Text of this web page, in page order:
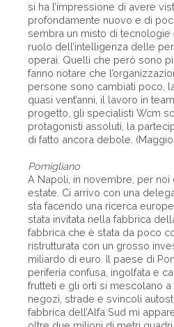
si ha l’impressione di avere
profondamente nuovo e di
sembra un misto di
ruolo dell’intelligenza delle
operai. Quelli che però sono
fanno notare che
persone sono cambiati poco,
quasi vent’anni, il lavoro in
progetto, gli specialisti Wcm
protagonisti assoluti, la
di fatto ancora debole. (Maggio
Pomigliano
A Napoli, in novembre, per
estate. Ci arrivo con una
sta facendo una ricerca
stata invitata nella fabbrica
fabbrica che è stata da poco
ristrutturata con un grosso
miliardo di euro. Il paese di
periferia confusa, ingolfata e
frutteti e gli orti si mescolano a
negozi, strade e svincoli
fabbrica dell’Alfa Sud mi